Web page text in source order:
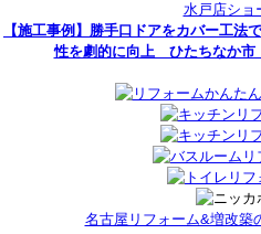
水戸店ショ
【施工事例】勝手口ドアをカバー工法
性を劇的に向上 ひたちなか
名古屋リフォーム&増改築